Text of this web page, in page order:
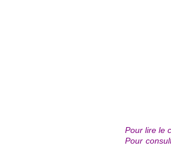
Pour lire le
Pour